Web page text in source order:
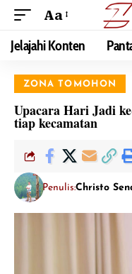
Aa
Jelajahi Konten
ZONA TOMOHON
Upacara Hari Jadi
tiap kecamatan
Penulis:Christo